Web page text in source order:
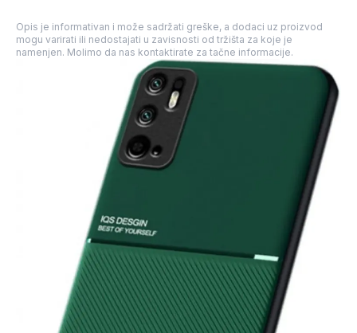
Opis je informativan i može sadržati greške, a dodaci uz proizvod
mogu varirati ili nedostajati u zavisnosti od tržišta za koje je
namenjen. Molimo da nas kontaktirate za tačne informacije.